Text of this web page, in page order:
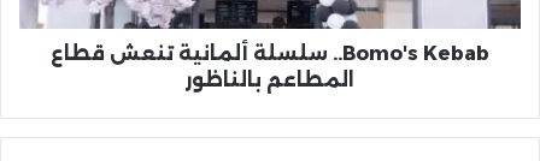
Bomo's Kebab.. سلسلة ألمانية تنعش قطاع
المطاعم بالناظور